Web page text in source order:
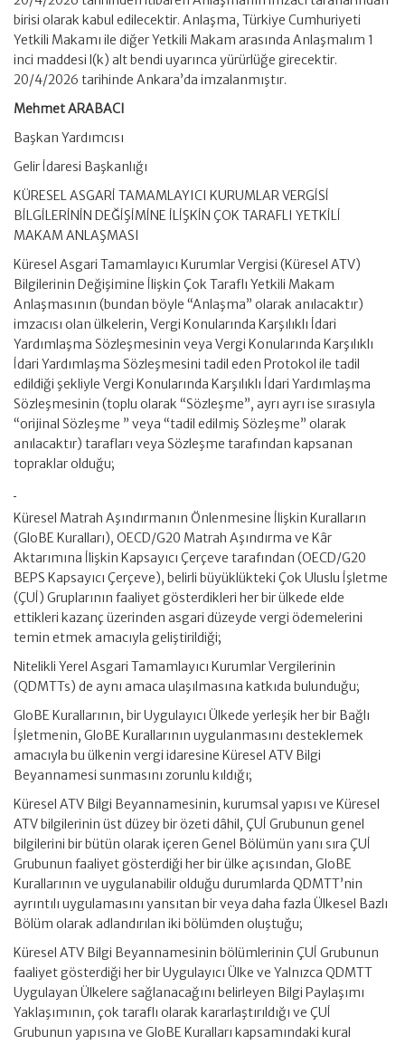
birisi olarak kabul edilecektir. Anlaşma, Türkiye Cumhuriyeti
Yetkili Makamı ile diğer Yetkili Makam arasında Anlaşmalım 1
inci maddesi l(k) alt bendi uyarınca yürürlüğe girecektir.
20/4/2026 tarihinde Ankara’da imzalanmıştır.
Mehmet ARABACI
Başkan Yardımcısı
Gelir İdaresi Başkanlığı
KÜRESEL ASGARİ TAMAMLAYICI KURUMLAR VERGİSİ
BİLGİLERİNİN DEĞİŞİMİNE İLİŞKİN ÇOK TARAFLI YETKİLİ
MAKAM ANLAŞMASI
Küresel Asgari Tamamlayıcı Kurumlar Vergisi (Küresel ATV)
Bilgilerinin Değişimine İlişkin Çok Taraflı Yetkili Makam
Anlaşmasının (bundan böyle “Anlaşma” olarak anılacaktır)
imzacısı olan ülkelerin, Vergi Konularında Karşılıklı İdari
Yardımlaşma Sözleşmesinin veya Vergi Konularında Karşılıklı
İdari Yardımlaşma Sözleşmesini tadil eden Protokol ile tadil
edildiği şekliyle Vergi Konularında Karşılıklı İdari Yardımlaşma
Sözleşmesinin (toplu olarak “Sözleşme”, ayrı ayrı ise sırasıyla
“orijinal Sözleşme ” veya “tadil edilmiş Sözleşme” olarak
anılacaktır) tarafları veya Sözleşme tarafından kapsanan
topraklar olduğu;
Küresel Matrah Aşındırmanın Önlenmesine İlişkin Kuralların
(GloBE Kuralları), OECD/G20 Matrah Aşındırma ve Kâr
Aktarımına İlişkin Kapsayıcı Çerçeve tarafından (OECD/G20
BEPS Kapsayıcı Çerçeve), belirli büyüklükteki Çok Uluslu İşletme
(ÇUİ) Gruplarının faaliyet gösterdikleri her bir ülkede elde
ettikleri kazanç üzerinden asgari düzeyde vergi ödemelerini
temin etmek amacıyla geliştirildiği;
Nitelikli Yerel Asgari Tamamlayıcı Kurumlar Vergilerinin
(QDMTTs) de aynı amaca ulaşılmasına katkıda bulunduğu;
GloBE Kurallarının, bir Uygulayıcı Ülkede yerleşik her bir Bağlı
İşletmenin, GloBE Kurallarının uygulanmasını desteklemek
amacıyla bu ülkenin vergi idaresine Küresel ATV Bilgi
Beyannamesi sunmasını zorunlu kıldığı;
Küresel ATV Bilgi Beyannamesinin, kurumsal yapısı ve Küresel
ATV bilgilerinin üst düzey bir özeti dâhil, ÇUİ Grubunun genel
bilgilerini bir bütün olarak içeren Genel Bölümün yanı sıra ÇUİ
Grubunun faaliyet gösterdiği her bir ülke açısından, GloBE
Kurallarının ve uygulanabilir olduğu durumlarda QDMTT’nin
ayrıntılı uygulamasını yansıtan bir veya daha fazla Ülkesel Bazlı
Bölüm olarak adlandırılan iki bölümden oluştuğu;
Küresel ATV Bilgi Beyannamesinin bölümlerinin ÇUİ Grubunun
faaliyet gösterdiği her bir Uygulayıcı Ülke ve Yalnızca QDMTT
Uygulayan Ülkelere sağlanacağını belirleyen Bilgi Paylaşımı
Yaklaşımının, çok taraflı olarak kararlaştırıldığı ve ÇUİ
Grubunun yapısına ve GloBE Kuralları kapsamındaki kural